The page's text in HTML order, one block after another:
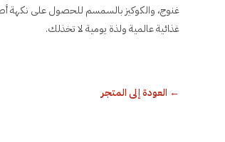
غذائية عالمية ولذة يومية لا تخذلك.
← العودة إلى المتجر